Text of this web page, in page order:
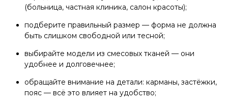
(больница, частная клиника, салон красоты);
подберите правильный размер — форма не должна
быть слишком свободной или тесной;
выбирайте модели из смесовых тканей — они
удобнее и долговечнее;
обращайте внимание на детали: карманы, застёжки,
пояс — всё это влияет на удобство;